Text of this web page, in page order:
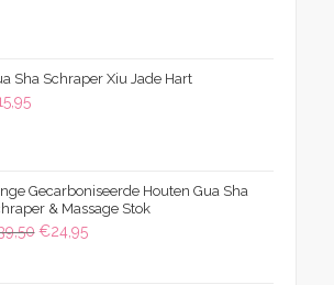
Sha Schraper Xiu Jade Hart
Gecarboniseerde Houten Gua Sha
& Massage Stok
Oorspronkelijke
€24,95Huidige